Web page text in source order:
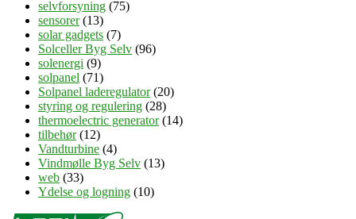
selvforsyning (75)
sensorer(13)
solar gadgets (7)
Solceller Byg Selv (96)
solenergi (9)
solpanel (71)
Solpanel laderegulator(20)
styring og regulering (28)
thermoelectric generator(14)
tilbehør(12)
Vandturbine (4)
Vindmølle Byg Selv (13)
web (33)
Ydelse og logning (10)